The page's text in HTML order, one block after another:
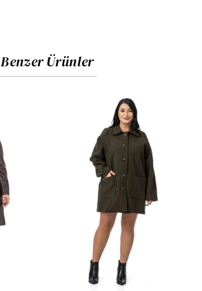
Benzer Ürünler